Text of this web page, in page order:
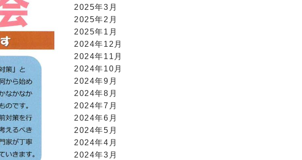
2025年3月
2025年2月
2025年1月
2024年12月
2024年11月
2024年10月
2024年9月
2024年8月
2024年7月
2024年6月
2024年5月
2024年4月
2024年3月